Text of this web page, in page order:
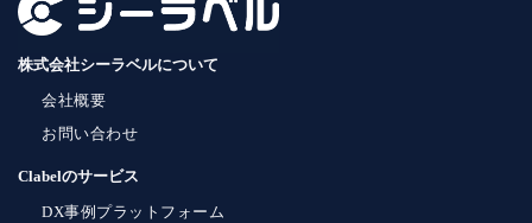
株式会社シーラベルについて
会社概要
お問い合わせ
Clabelのサービス
DX事例プラットフォーム